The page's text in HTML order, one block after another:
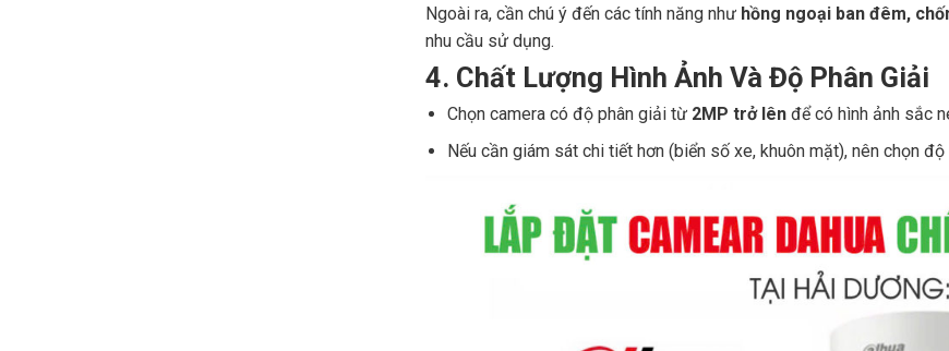
Ngoài ra, cần chú ý đến các tính năng như hồng ngoại ban đêm,
nhu cầu sử dụng.
4. Chất Lượng Hình Ảnh Và Độ Phân Giải
Chọn camera có độ phân giải từ 2MP trở lên để có hình ảnh sắc
Nếu cần giám sát chi tiết hơn (biển số xe, khuôn mặt), nên chọn